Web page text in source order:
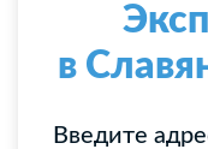
в
Введите